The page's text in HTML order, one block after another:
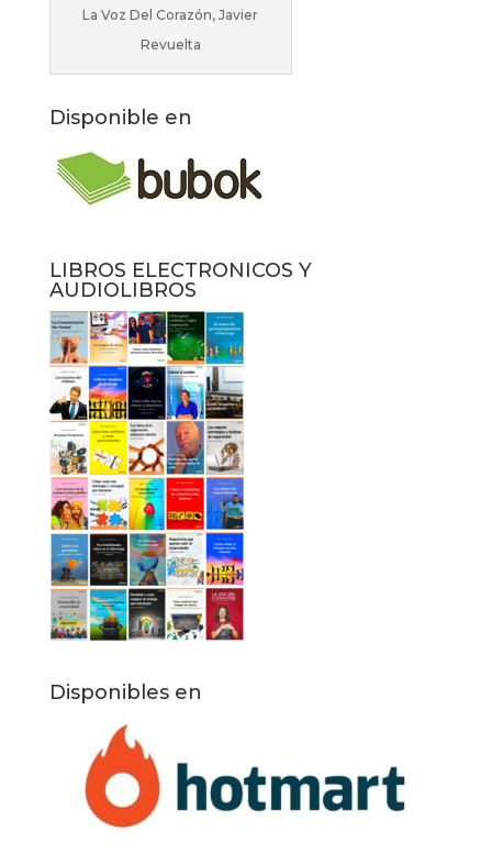
La Voz Del Corazón, Javier
Revuelta
Disponible en
LIBROS ELECTRONICOS Y
AUDIOLIBROS
Disponibles en